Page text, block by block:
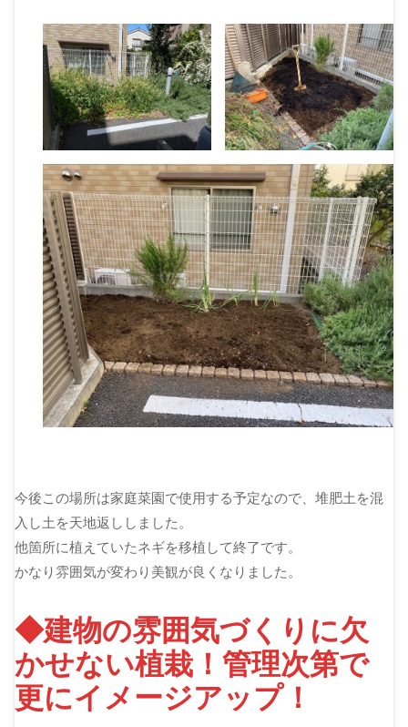
今後この場所は家庭菜園で使用する予定なので、堆肥土を混
入し土を天地返ししました。
他箇所に植えていたネギを移植して終了です。
かなり雰囲気が変わり美観が良くなりました。
◆建物の雰囲気づくりに欠
かせない植栽！管理次第で
更にイメージアップ！